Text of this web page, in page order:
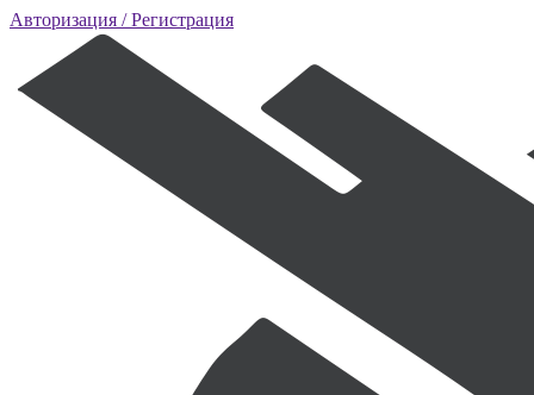
Авторизация / Регистрация